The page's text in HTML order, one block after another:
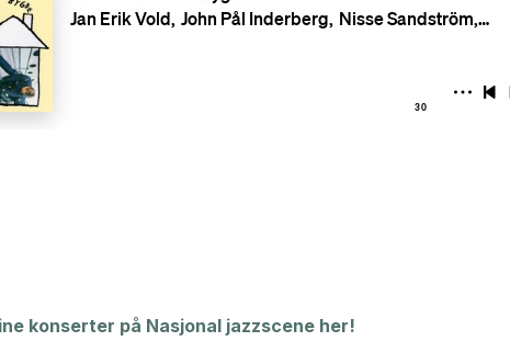
konserter på Nasjonal jazzscene her!